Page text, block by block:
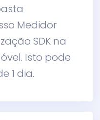
Medidor
SDK na
Isto pode
1 dia.